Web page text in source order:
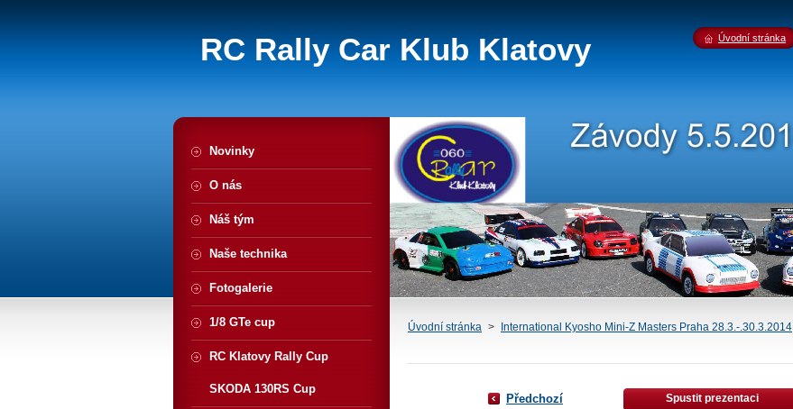
RC Rally Car Klub Klatovy
Úvodní stránka > International Kyosho Mini-Z Masters Praha 28.3.-.30.3.2014
Předchozí Spustit prezentaci
Novinky
O nás
Náš tým
Naše technika
Fotogalerie
1/8 GTe cup
RC Klatovy Rally Cup
SKODA 130RS Cup
Úvodní stránka